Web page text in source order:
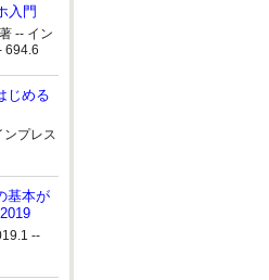
入門
-- イン
694.6
じめる
ンプレス
基本が
--